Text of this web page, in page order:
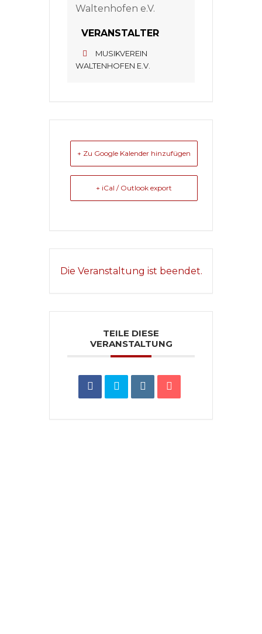
VERANSTALTER
MUSIKVEREIN
WALTENHOFEN E.V.
+ Zu Google Kalender hinzufügen
+ iCal / Outlook export
Die Veranstaltung ist beendet.
TEILE DIESE
VERANSTALTUNG